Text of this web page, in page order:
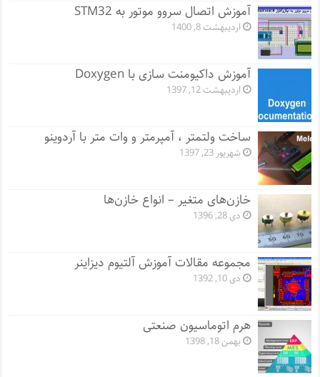
آموزش اتصال سروو موتور به STM32
اردیبهشت 8, 1400
آموزش داکیومنت سازی با Doxygen
اردیبهشت 12, 1397
ساخت ولتمتر ، آمپرمتر و وات متر با آردوینو
شهریور 23, 1397
خازن‌های متغیر – انواع خازن‌ها
دی 28, 1396
مجموعه مقالات آموزش آلتیوم دیزاینر
دی 10, 1392
هرم اتوماسیون صنعتی
بهمن 18, 1398